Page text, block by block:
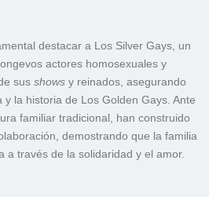
destacar a Los Silver Gays, un
actores homosexuales y
sus shows y reinados, asegurando
la historia de Los Golden Gays. Ante
familiar tradicional, han construido
demostrando que la familia
a través de la solidaridad y el amor.